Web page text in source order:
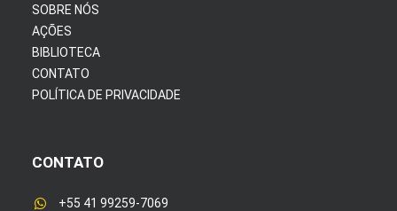
SOBRE NÓS
AÇÕES
BIBLIOTECA
CONTATO
POLÍTICA DE PRIVACIDADE
CONTATO
+55 41 99259-7069